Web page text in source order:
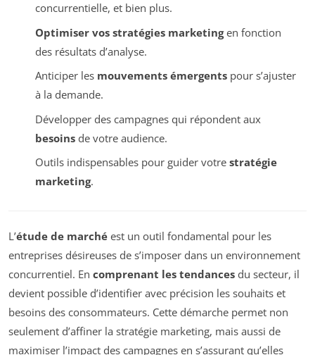
concurrentielle, et bien plus.
Optimiser vos stratégies marketingen fonction
des résultats d’analyse.
Anticiper les mouvements émergentspour s’ajuster
à la demande.
Développer des campagnes qui répondent aux
besoinsde votre audience.
Outils indispensables pour guider votre stratégie
marketing.
L’étude de marché est un outil fondamental pour les
entreprises désireuses de s’imposer dans un environnement
concurrentiel. En comprenant les tendances du secteur, il
devient possible d’identifier avec précision les souhaits et
besoins des consommateurs. Cette démarche permet non
seulement d’affiner la stratégie marketing, mais aussi de
maximiser l’impact des campagnes en s’assurant qu’elles